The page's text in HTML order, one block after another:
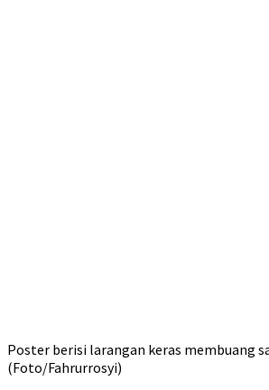
Poster berisi larangan keras membuang
(Foto/Fahrurrosyi)